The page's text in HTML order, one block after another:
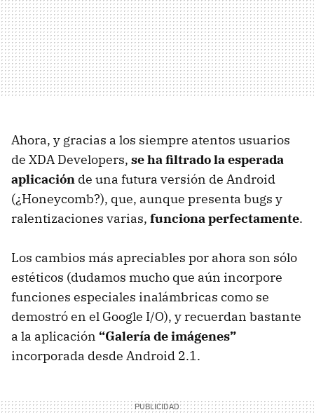
Ahora, y gracias a los siempre atentos usuarios
de XDA Developers, se ha filtrado la esperada
aplicación de una futura versión de Android
(¿Honeycomb?), que, aunque presenta bugs y
ralentizaciones varias, funciona perfectamente.
Los cambios más apreciables por ahora son sólo
estéticos (dudamos mucho que aún incorpore
funciones especiales inalámbricas como se
demostró en el Google I/O), y recuerdan bastante
a la aplicación “Galería de imágenes”
incorporada desde Android 2.1.